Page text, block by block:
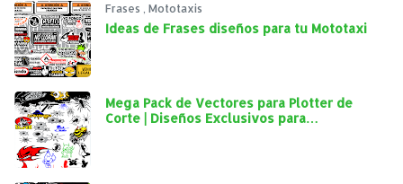
Frases Mototaxis
Ideas de Frases diseños para tu Mototaxi
Mega Pack de Vectores para Plotter de
Corte | Diseños Exclusivos para